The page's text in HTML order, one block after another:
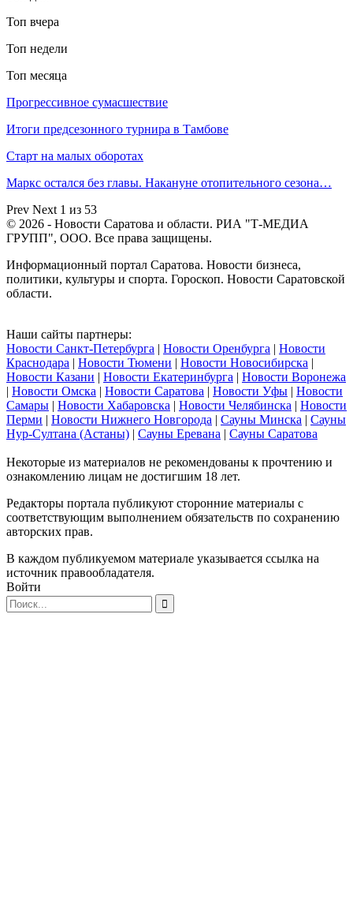
Топ вчера
Топ недели
Топ месяца
Прогрессивное сумасшествие
Итоги предсезонного турнира в Тамбове
Старт на малых оборотах
Маркс остался без главы. Накануне отопительного сезона…
Prev Next 1 из 53
© 2026 - Новости Саратова и области. РИА "Т-МЕДИА
ГРУПП", ООО. Все права защищены.
Информационный портал Саратова. Новости бизнеса,
политики, культуры и спорта. Гороскоп. Новости Саратовской
области.
Наши сайты партнеры:
Новости Санкт-Петербурга | Новости Оренбурга | Новости
Краснодара | Новости Тюмени | Новости Новосибирска |
Новости Казани | Новости Екатеринбурга | Новости Воронежа
| Новости Омска | Новости Саратова | Новости Уфы | Новости
Самары | Новости Хабаровска | Новости Челябинска | Новости
Перми | Новости Нижнего Новгорода | Сауны Минска | Сауны
Нур-Султана (Астаны) | Сауны Еревана | Сауны Саратова
Некоторые из материалов не рекомендованы к прочтению и
ознакомлению лицам не достигшим 18 лет.
Редакторы портала публикуют сторонние материалы с
соответствующим выполнением обязательств по сохранению
авторских прав.
В каждом публикуемом материале указывается ссылка на
источник правообладателя.
Войти